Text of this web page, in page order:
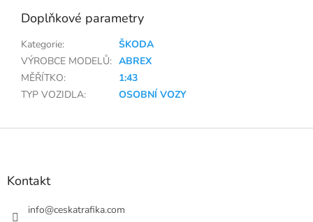
Doplňkové parametry
Kategorie:
ŠKODA
VÝROBCE MODELŮ: ABREX
MĚŘÍTKO:
1:43
TYP VOZIDLA: OSOBNÍ VOZY
Z
Kontakt
info@ceskatrafika.com